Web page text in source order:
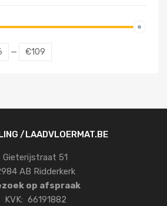
— €109
/LAADVLOERMAT.BE
Gieterijstraat 51
AB Ridderkerk
op afspraak
KVK: 66191882